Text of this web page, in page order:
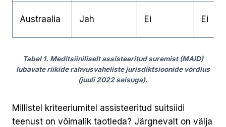
Austraalia Jah Ei Ei
Tabel 1. Meditsiiniliselt assisteeritud suremist (MAID)
lubavate riikide rahvusvaheliste jurisdiktsioonide võrdlus
(juuli 2022 seisuga).
Millistel kriteeriumitel assisteeritud suitsiidi
teenust on võimalik taotleda? Järgnevalt on välja